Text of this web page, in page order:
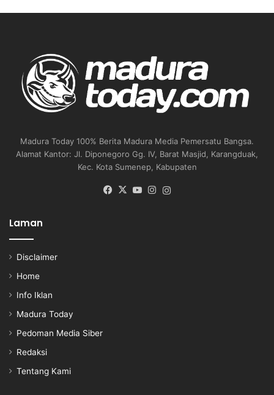
Madura Today 100% Berita Madura Media Pemersatu Bangsa.
Alamat Kantor: Jl. Diponegoro Gg. IV, Barat Masjid, Karangduak,
Kec. Kota Sumenep, Kabupaten
Facebook
X YouTubeInstagram
Laman
Disclaimer
Home
Info Iklan
Madura Today
Pedoman Media Siber
Redaksi
Tentang Kami